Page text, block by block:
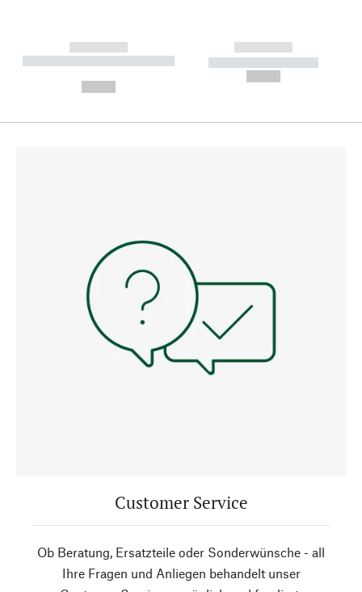
------------
----------- ----------- --------
------------
----------- -----------
Customer Service
Ob Beratung, Ersatzteile oder Sonderwünsche - all
Ihre Fragen und Anliegen behandelt unser